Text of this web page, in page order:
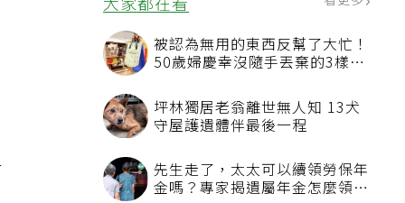
大家都在看
被認為無用的東西反幫了大忙！
50歲婦慶幸沒隨手丟棄的3樣物
坪林獨居老翁離世無人知 13犬
守屋護遺體伴最後一程
先生走了，太太可以續領勞保年